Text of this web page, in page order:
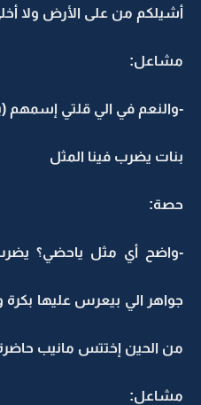
أشيلكم من على الأرض ولا
مشاعل:
-والنعم في الي قلتي إسمهم
بنات يضرب فينا المثل
حصة:
-واضح أي مثل ياحضي؟
جواهر الي بيعرس عليها بكرة
من الحين إختتس مانيب
مشاعل: